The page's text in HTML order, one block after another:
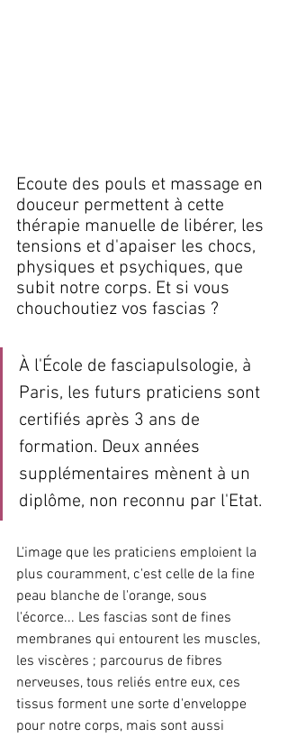
Ecoute des pouls et massage en
douceur permettent à cette
thérapie manuelle de libérer, les
tensions et d'apaiser les chocs,
physiques et psychiques, que
subit notre corps. Et si vous
chouchoutiez vos fascias ?
À l'École de fasciapulsologie, à
Paris, les futurs praticiens sont
certifiés après 3 ans de
formation. Deux années
supplémentaires mènent à un
diplôme, non reconnu par l'Etat.
L'image que les praticiens emploient la
plus couramment, c'est celle de la fine
peau blanche de l'orange, sous
l'écorce... Les fascias sont de fines
membranes qui entourent les muscles,
les viscères ; parcourus de fibres
nerveuses, tous reliés entre eux, ces
tissus forment une sorte d'enveloppe
pour notre corps, mais sont aussi